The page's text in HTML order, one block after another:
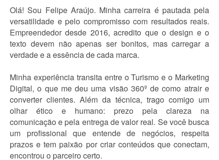
Olá! Sou Felipe Araújo. Minha carreira é pautada pela
versatilidade e pelo compromisso com resultados reais.
Empreendedor desde 2016, acredito que o design e o
texto devem não apenas ser bonitos, mas carregar a
verdade e a essência de cada marca.
Minha experiência transita entre o Turismo e o Marketing
Digital, o que me deu uma visão 360º de como atrair e
converter clientes. Além da técnica, trago comigo um
olhar ético e humano: prezo pela clareza na
comunicação e pela entrega de valor real. Se você busca
um profissional que entende de negócios, respeita
prazos e tem paixão por criar conteúdos que conectam,
encontrou o parceiro certo.